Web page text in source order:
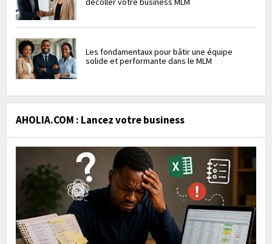
Les fondamentaux pour bâtir une équipe
solide et performante dans le MLM
AHOLIA.COM : Lancez votre business